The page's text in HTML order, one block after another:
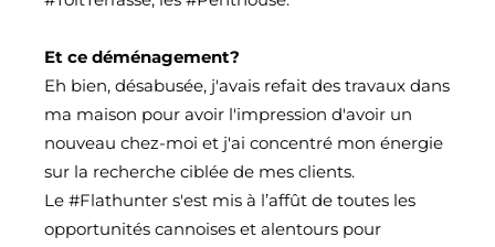
Et ce déménagement?
Eh bien, désabusée, j'avais refait des travaux dans
ma maison pour avoir l'impression d'avoir un
nouveau chez-moi et j'ai concentré mon énergie
sur la recherche ciblée de mes clients.
Le #Flathunter s'est mis à l’affût de toutes les
opportunités cannoises et alentours pour